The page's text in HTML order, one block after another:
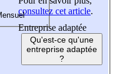
consultez cet article.
Entreprise adaptée
Qu'est-ce qu'une
entreprise adaptée
?